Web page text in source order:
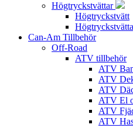
Högtryckstvättar
Högtryckstvätt
Can-Am Tillbehör
Off-Road
ATV tillbehör
ATV
ATV
ATV
ATV El
ATV
ATV